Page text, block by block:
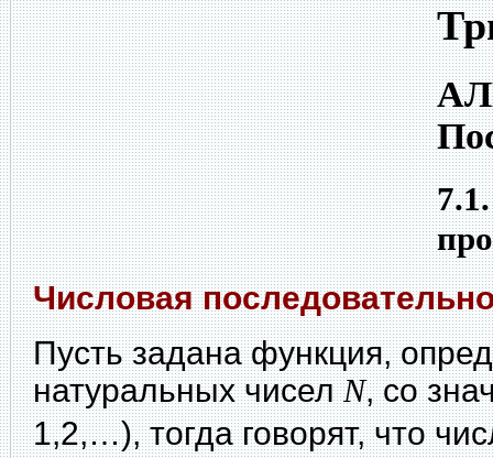
Числовая
Пусть задана функция,
натуральных чиселN, со
1,2,…), тогда говорят, что